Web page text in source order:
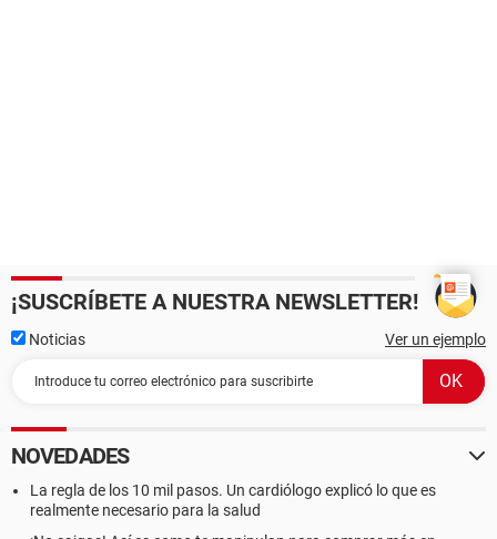
¡SUSCRÍBETE A NUESTRA NEWSLETTER!
Noticias Ver un ejemplo
NOVEDADES
La regla de los 10 mil pasos. Un cardiólogo explicó lo que es
realmente necesario para la salud